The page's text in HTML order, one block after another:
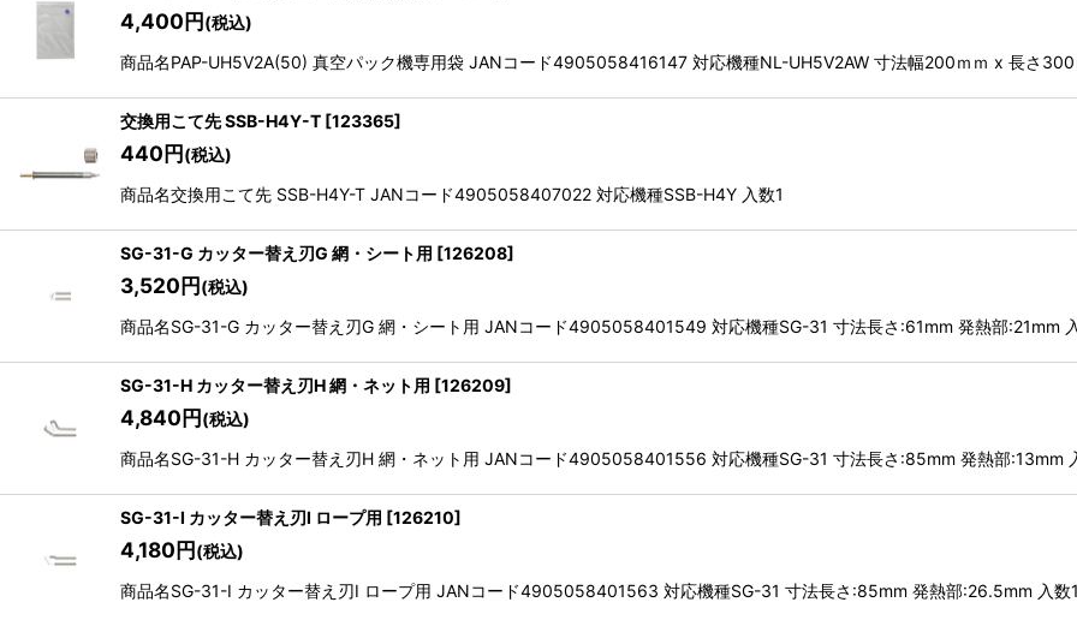
4,400円(税込)
商品名PAP-UH5V2A(50) 真空パック機専用袋 JANコード4905058416147 対応機種NL-UH5V2AW 寸法幅200ｍｍ x 長さ
交換用こて先 SSB-H4Y-T [123365]
440円(税込)
商品名交換用こて先 SSB-H4Y-T JANコード4905058407022 対応機種SSB-H4Y 入数1
SG-31-G カッター替え刃G 網・シート用 [126208]
3,520円(税込)
商品名SG-31-G カッター替え刃G 網・シート用 JANコード4905058401549 対応機種SG-31 寸法長さ:61mm 発熱部:21mm
SG-31-H カッター替え刃H 網・ネット用 [126209]
4,840円(税込)
商品名SG-31-H カッター替え刃H 網・ネット用 JANコード4905058401556 対応機種SG-31 寸法長さ:85mm 発熱部:13mm
SG-31-I カッター替え刃I ロープ用 [126210]
4,180円(税込)
商品名SG-31-I カッター替え刃I ロープ用 JANコード4905058401563 対応機種SG-31 寸法長さ:85mm 発熱部:26.5mm 入数1